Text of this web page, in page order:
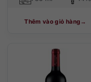
Thêm vào giỏ hàng